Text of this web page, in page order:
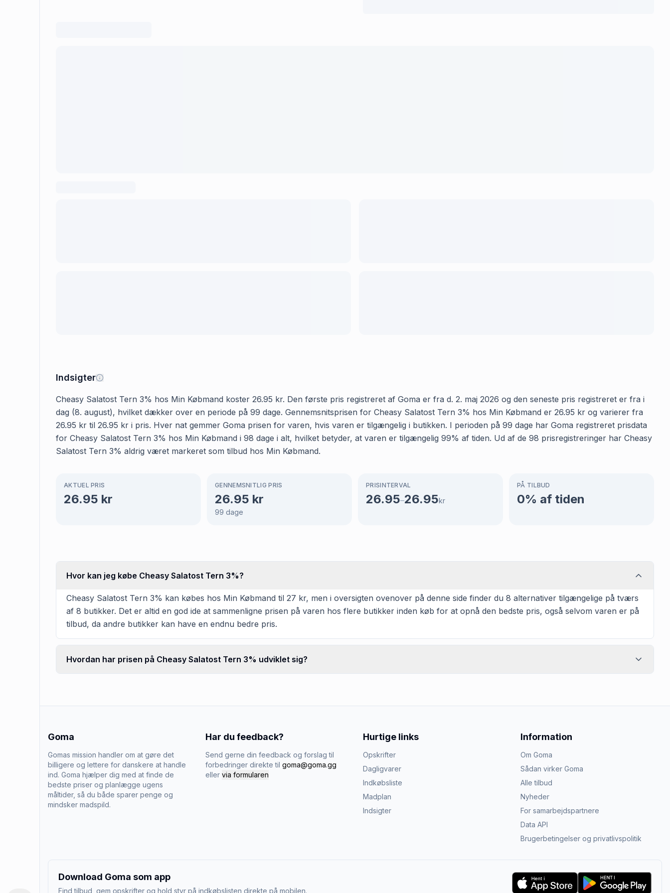
Indsigter
Cheasy Salatost Tern 3% hos Min Købmand koster 26.95 kr. Den første pris registreret af Goma er fra d. 2. maj 2026 og den seneste pris registreret er fra i
dag (8. august), hvilket dækker over en periode på 99 dage. Gennemsnitsprisen for Cheasy Salatost Tern 3% hos Min Købmand er 26.95 kr og varierer fra
26.95 kr til 26.95 kr i pris. Hver nat gemmer Goma prisen for varen, hvis varen er tilgængelig i butikken. I perioden på 99 dage har Goma registreret prisdata
for Cheasy Salatost Tern 3% hos Min Købmand i 98 dage i alt, hvilket betyder, at varen er tilgængelig 99% af tiden. Ud af de 98 prisregistreringer har Cheasy
Salatost Tern 3% aldrig været markeret som tilbud hos Min Købmand.
AKTUEL PRIS
26.95 kr
GENNEMSNITLIG PRIS
26.95 kr
99 dage
PRISINTERVAL
26.95–26.95kr
PÅ TILBUD
0% af tiden
Hvor kan jeg købe Cheasy Salatost Tern 3%?
Cheasy Salatost Tern 3% kan købes hos Min Købmand til 27 kr, men i oversigten ovenover på denne side finder du 8 alternativer tilgængelige på tværs
af 8 butikker. Det er altid en god ide at sammenligne prisen på varen hos flere butikker inden køb for at opnå den bedste pris, også selvom varen er på
tilbud, da andre butikker kan have en endnu bedre pris.
Hvordan har prisen på Cheasy Salatost Tern 3% udviklet sig?
Goma
Gomas mission handler om at gøre det
billigere og lettere for danskere at handle
ind. Goma hjælper dig med at finde de
bedste priser og planlægge ugens
måltider, så du både sparer penge og
mindsker madspild.
Har du feedback?
Send gerne din feedback og forslag til
forbedringer direkte til goma@goma.gg
eller via formularen
Hurtige links
Opskrifter
Dagligvarer
Indkøbsliste
Madplan
Indsigter
Information
Om Goma
Sådan virker Goma
Alle tilbud
Nyheder
For samarbejdspartnere
Data API
Brugerbetingelser og privatlivspolitik
Download Goma som app
Find tilbud, gem opskrifter og hold styr på indkøbslisten direkte på mobilen.